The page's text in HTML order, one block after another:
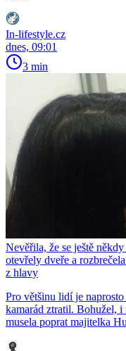
In-lifestyle.cz
dnes, 09:01
3 min
Nevěřila, že se ještě
otevřely dveře a
z hlavy
Pro většinu lidí je
kamarád ztratil. Bohužel, i
musela poprat majitelka